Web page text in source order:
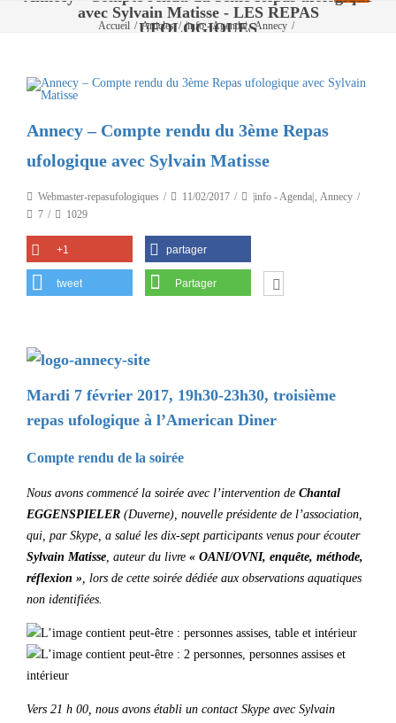
avec Sylvain Matisse - LES REPAS
UFOLOGIQUES
Accueil / Articles / |info - Agenda|,Annecy /
Annecy – Compte rendu du 3ème Repas
ufologique avec Sylvain Matisse
Webmaster-repasufologiques 11/02/2017 |info - Agenda| , Annecy
7
1029
+1 partager
tweet Partager
Mardi 7 février 2017, 19h30-23h30, troisième
repas ufologique à l’American Diner
Compte rendu de la soirée
Nous avons commencé la soirée avec l’intervention de Chantal
EGGENSPIELER (Duverne), nouvelle présidente de l’association,
qui, par Skype, a salué les dix-sept participants venus pour écouter
Sylvain Matisse, auteur du livre « OANI/OVNI, enquête, méthode,
réflexion », lors de cette soirée dédiée aux observations aquatiques
non identifiées.
Vers 21 h 00, nous avons établi un contact Skype avec Sylvain